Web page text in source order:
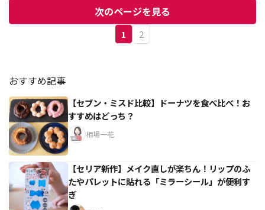
次のページを見る
1 2
おすすめ記事
【セブン・ミスド比較】ドーナツを食べ比べ！お
すすめはどっち？
相場一花
【セリア新作】メイク直しが楽ちん！リップのふ
たやパレットに貼れる「ミラーシール」が便利す
ぎ